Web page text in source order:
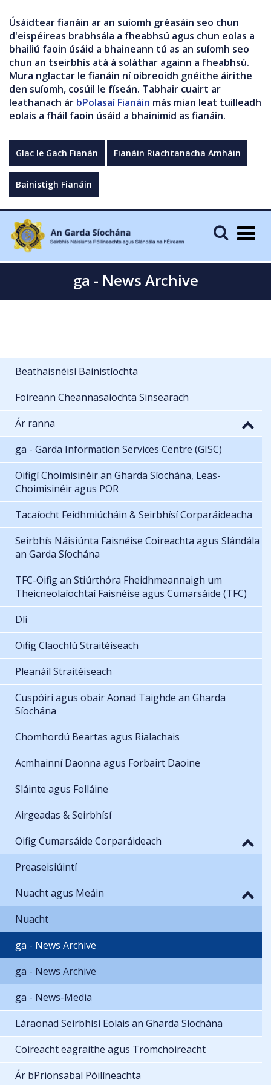
Úsáidtear fianáin ar an suíomh gréasáin seo chun
d'eispéireas brabhsála a fheabhsú agus chun eolas a
bhailiú faoin úsáid a bhaineann tú as an suíomh seo
chun an tseirbhís atá á soláthar againn a fheabhsú.
Mura nglactar le fianáin ní oibreoidh gnéithe áirithe
den suíomh, cosúil le físeán. Tabhair cuairt ar
leathanach ár bPolasaí Fianáin más mian leat tuilleadh
eolais a fháil faoin úsáid a bhainimid as fianáin.
Glac le Gach Fianán Fianáin Riachtanacha Amháin
Bainistigh Fianáin
ga - News Archive
Beathaisnéisí Bainistíochta
Foireann Cheannasaíochta Sinsearach
Ár ranna
ga - Garda Information Services Centre (GISC)
Oifigí Choimisinéir an Gharda Síochána, Leas-
Choimisinéir agus POR
Tacaíocht Feidhmiúcháin & Seirbhísí Corparáideacha
Seirbhís Náisiúnta Faisnéise Coireachta agus Slándála
an Garda Síochána
TFC-Oifig an Stiúrthóra Fheidhmeannaigh um
Theicneolaíochtaí Faisnéise agus Cumarsáide (TFC)
Dlí
Oifig Claochlú Straitéiseach
Pleanáil Straitéiseach
Cuspóirí agus obair Aonad Taighde an Gharda
Síochána
Chomhordú Beartas agus Rialachais
Acmhainní Daonna agus Forbairt Daoine
Sláinte agus Folláine
Airgeadas & Seirbhísí
Oifig Cumarsáide Corparáideach
Preaseisiúintí
Nuacht agus Meáin
Nuacht
ga - News Archive
ga - News Archive
ga - News-Media
Láraonad Seirbhísí Eolais an Gharda Síochána
Coireacht eagraithe agus Tromchoireacht
Ár bPrionsabal Póilíneachta